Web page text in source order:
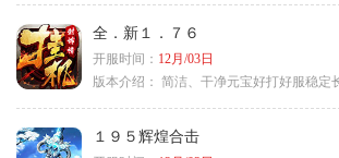
全．新１．７６
开服时间： 12月/03日
版本介绍： 简洁、干净元宝好打好服稳定
１９５辉煌合击